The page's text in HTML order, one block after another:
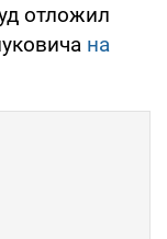
отложил
на